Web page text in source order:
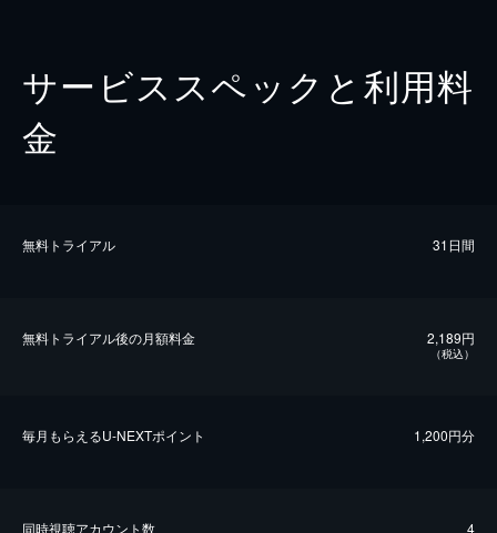
サービススペックと利用料
金
無料トライアル 31日間
無料トライアル後の⽉額料金 2,189円
（税込）
毎⽉もらえるU-NEXTポイント 1,200円分
同時視聴アカウント数 4